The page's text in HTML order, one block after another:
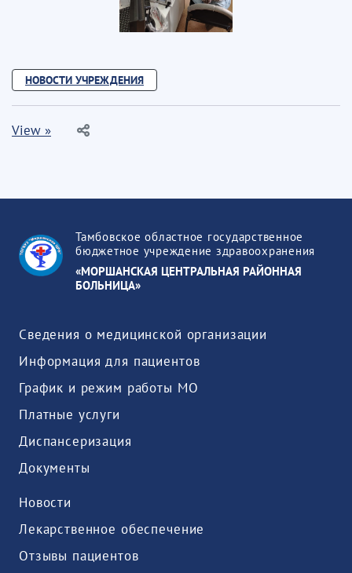
НОВОСТИ УЧРЕЖДЕНИЯ
View »
Тамбовское областное государственное
бюджетное учреждение здравоохранения
«МОРШАНСКАЯ ЦЕНТРАЛЬНАЯ РАЙОННАЯ
БОЛЬНИЦА»
Сведения о медицинской организации
Информация для пациентов
График и режим работы МО
Платные услуги
Диспансеризация
Документы
Новости
Лекарственное обеспечение
Отзывы пациентов